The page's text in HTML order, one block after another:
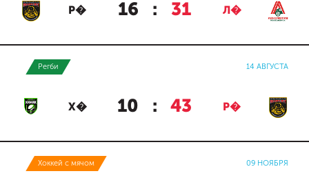
Р� 16 : 31 Л�
Регби 14 АВГУСТА
Х� 10 : 43 Р�
Хоккей с мячом 09 НОЯБРЯ